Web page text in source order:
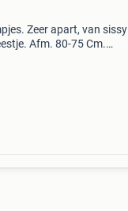
Zeer apart, van sissy
Afm. 80-75 Cm.